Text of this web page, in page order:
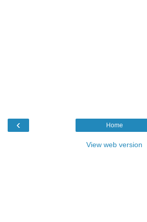
‹ Home
View web version